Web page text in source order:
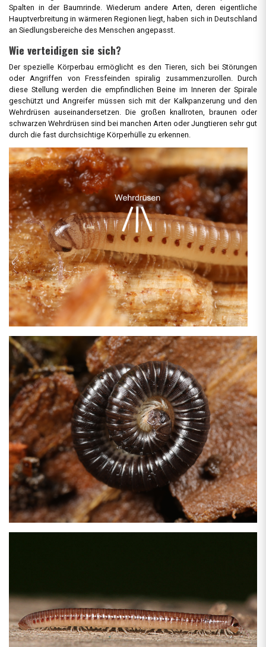
Spalten in der Baumrinde. Wiederum andere Arten, deren eigentliche
Hauptverbreitung in wärmeren Regionen liegt, haben sich in Deutschland
an Siedlungsbereiche des Menschen angepasst.
Wie verteidigen sie sich?
Der spezielle Körperbau ermöglicht es den Tieren, sich bei Störungen
oder Angriffen von Fressfeinden spiralig zusammenzurollen. Durch
diese Stellung werden die empfindlichen Beine im Inneren der Spirale
geschützt und Angreifer müssen sich mit der Kalkpanzerung und den
Wehrdrüsen auseinandersetzen. Die großen knallroten, braunen oder
schwarzen Wehrdrüsen sind bei manchen Arten oder Jungtieren sehr gut
durch die fast durchsichtige Körperhülle zu erkennen.